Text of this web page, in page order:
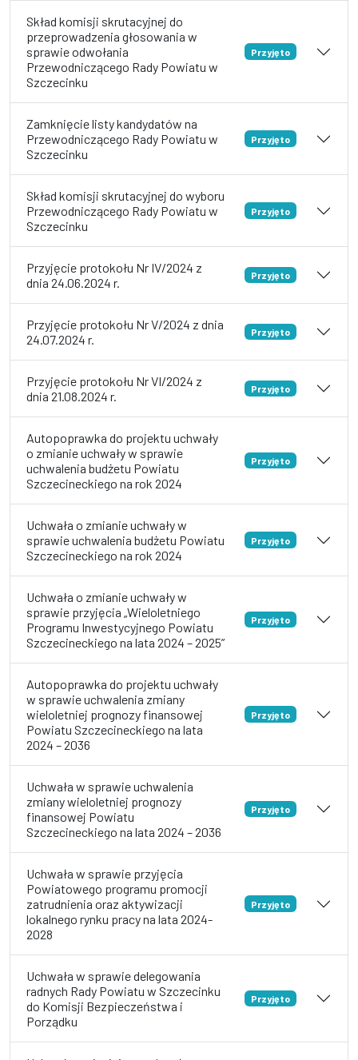
Skład komisji skrutacyjnej do
przeprowadzenia głosowania w
sprawie odwołania
Przewodniczącego Rady Powiatu w
Szczecinku
Przyjęto
Zamknięcie listy kandydatów na
Przewodniczącego Rady Powiatu w
Szczecinku
Przyjęto
Skład komisji skrutacyjnej do wyboru
Przewodniczącego Rady Powiatu w
Szczecinku
Przyjęto
Przyjęcie protokołu Nr IV/2024 z
dnia 24.06.2024 r.
Przyjęto
Przyjęcie protokołu Nr V/2024 z dnia
24.07.2024 r.
Przyjęto
Przyjęcie protokołu Nr VI/2024 z
dnia 21.08.2024 r.
Przyjęto
Autopoprawka do projektu uchwały
o zmianie uchwały w sprawie
uchwalenia budżetu Powiatu
Szczecineckiego na rok 2024
Przyjęto
Uchwała o zmianie uchwały w
sprawie uchwalenia budżetu Powiatu
Szczecineckiego na rok 2024
Przyjęto
Uchwała o zmianie uchwały w
sprawie przyjęcia „Wieloletniego
Programu Inwestycyjnego Powiatu
Szczecineckiego na lata 2024 – 2025”
Przyjęto
Autopoprawka do projektu uchwały
w sprawie uchwalenia zmiany
wieloletniej prognozy finansowej
Powiatu Szczecineckiego na lata
2024 – 2036
Przyjęto
Uchwała w sprawie uchwalenia
zmiany wieloletniej prognozy
finansowej Powiatu
Szczecineckiego na lata 2024 – 2036
Przyjęto
Uchwała w sprawie przyjęcia
Powiatowego programu promocji
zatrudnienia oraz aktywizacji
lokalnego rynku pracy na lata 2024-
2028
Przyjęto
Uchwała w sprawie delegowania
radnych Rady Powiatu w Szczecinku
do Komisji Bezpieczeństwa i
Porządku
Przyjęto